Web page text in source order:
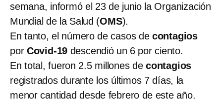
semana, informó el 23 de junio la Organización
Mundial de la Salud (OMS).
En tanto, el número de casos de contagios
por Covid-19 descendió un 6 por ciento.
En total, fueron 2.5 millones de contagios
registrados durante los últimos 7 días, la
menor cantidad desde febrero de este año.